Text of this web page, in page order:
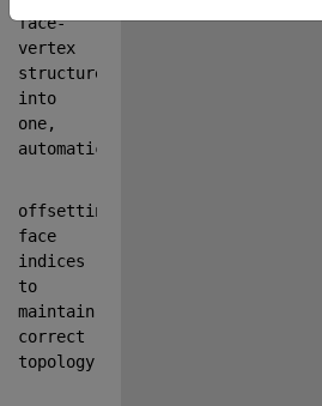
face-
vertex
structures
into
one,
offsetting
face
indices
to
maintain
correct
topology.